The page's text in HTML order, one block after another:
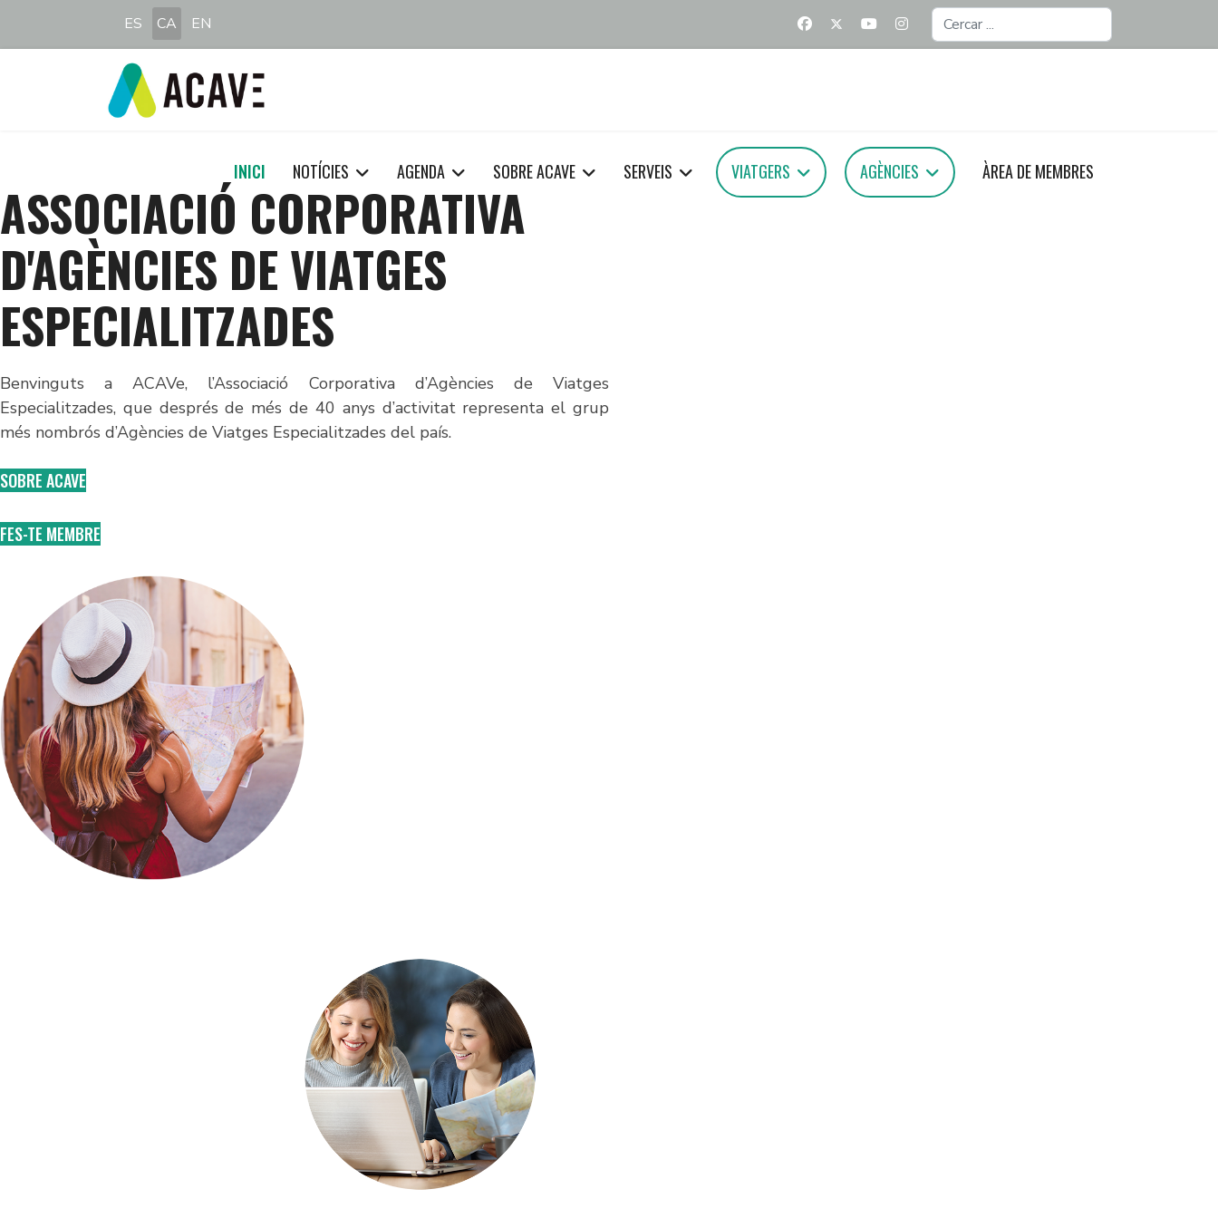
Seleccioni el seu idioma
ES CA EN
...
INICI NOTÍCIES AGENDA SOBRE ACAVE SERVEIS VIATGERS AGÈNCIES ÀREA DE MEMBRES
ASSOCIACIÓ CORPORATIVA
D'AGÈNCIES DE VIATGES
ESPECIALITZADES
Benvinguts a ACAVe, l’Associació Corporativa d’Agències de Viatges
Especialitzades, que després de més de 40 anys d’activitat representa el grup
més nombrós d’Agències de Viatges Especialitzades del país.
SOBRE ACAVE
FES-TE MEMBRE